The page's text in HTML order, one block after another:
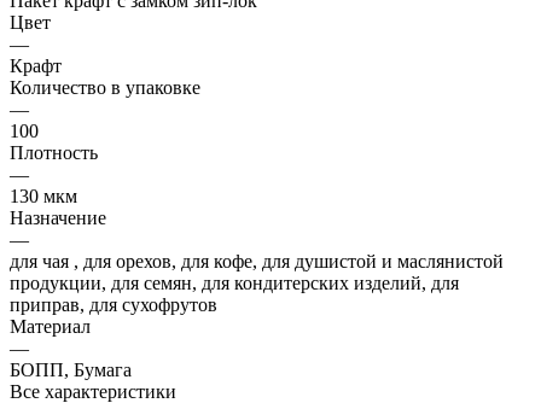
Цвет
—
Крафт
Количество в упаковке
—
100
Плотность
—
130 мкм
Назначение
—
для чая , для орехов, для кофе, для душистой и маслянистой
продукции, для семян, для кондитерских изделий, для
приправ, для сухофрутов
Материал
—
БОПП, Бумага
Все характеристики